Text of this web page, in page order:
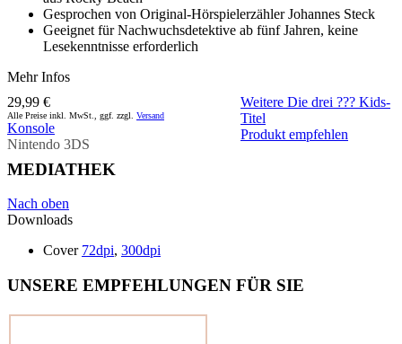
Gesprochen von Original-Hörspielerzähler Johannes Steck
Geeignet für Nachwuchsdetektive ab fünf Jahren, keine
Lesekenntnisse erforderlich
Mehr Infos
29,99 €
Alle Preise inkl. MwSt., ggf. zzgl. Versand
Konsole
Nintendo 3DS
Weitere Die drei ??? Kids-
Titel
Produkt empfehlen
MEDIATHEK
Nach oben
Downloads
Cover 72dpi, 300dpi
UNSERE EMPFEHLUNGEN FÜR SIE